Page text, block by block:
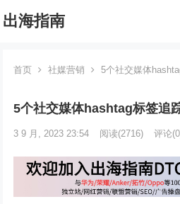
出海指南
首页 社媒营销 5个社交媒体
5个社交媒体hashtag标签追
3 9 月, 2023 23:54 阅读(2716) 评论